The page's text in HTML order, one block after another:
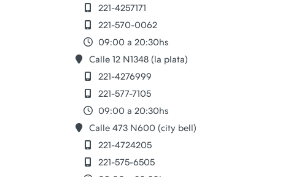
221-4257171
221-570-0062
09:00 a 20:30hs
Calle 12 N1348 (la plata)
221-4276999
221-577-7105
09:00 a 20:30hs
Calle 473 N600 (city bell)
221-4724205
221-575-6505